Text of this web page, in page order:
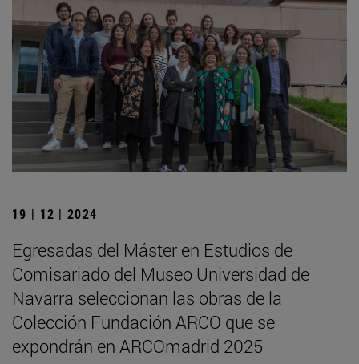
19 | 12 | 2024
Egresadas del Máster en Estudios de
Comisariado del Museo Universidad de
Navarra seleccionan las obras de la
Colección Fundación ARCO que se
expondrán en ARCOmadrid 2025